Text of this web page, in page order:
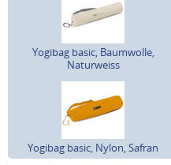
Yogibag basic, Baumwolle,
Naturweiss
Yogibag basic, Nylon, Safran